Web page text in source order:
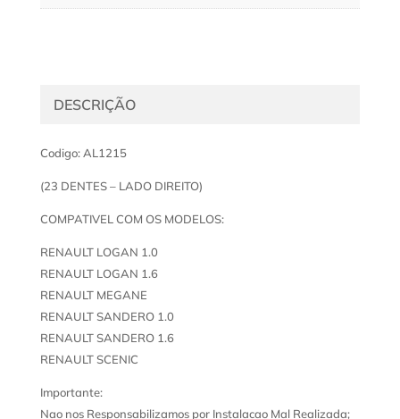
DESCRIÇÃO
Codigo: AL1215
(23 DENTES – LADO DIREITO)
COMPATIVEL COM OS MODELOS:
RENAULT LOGAN 1.0
RENAULT LOGAN 1.6
RENAULT MEGANE
RENAULT SANDERO 1.0
RENAULT SANDERO 1.6
RENAULT SCENIC
Importante:
Nao nos Responsabilizamos por Instalacao Mal Realizada;